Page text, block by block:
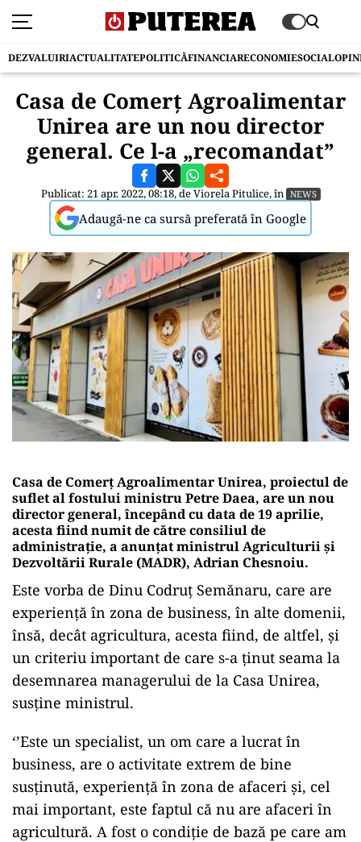
DEZVALUIRIACTUALITATEPOLITICĂFINANCIARECONOMIESOCIAL
Casa de Comerț Agroalimentar
Unirea are un nou director
general. Ce l-a „recomandat”
Publicat: 21 apr. 2022, 08:18, deViorela Pitulice, în NEWS
Adaugă-ne ca sursă preferată în Google
Casa de Comerț Agroalimentar Unirea, proiectul de
suflet al fostului ministru Petre Daea, are un nou
director general, începând cu data de 19 aprilie,
acesta fiind numit de către consiliul de
administrație, a anunțat ministrul Agriculturii și
Dezvoltării Rurale (MADR), Adrian Chesnoiu.
Este vorba de Dinu Codruț Semănaru, care are
experiență în zona de business, în alte domenii,
însă, decât agricultura, acesta fiind, de altfel, și
un criteriu important de care s-a ținut seama la
desemnarea managerului de la Casa Unirea,
susține ministrul.
‘’Este un specialist, un om care a lucrat în
business, are o activitate extrem de bine
susținută, experiență în zona de afaceri și, cel
mai important, este faptul că nu are afaceri în
agricultură. A fost o condiție de bază pe care am